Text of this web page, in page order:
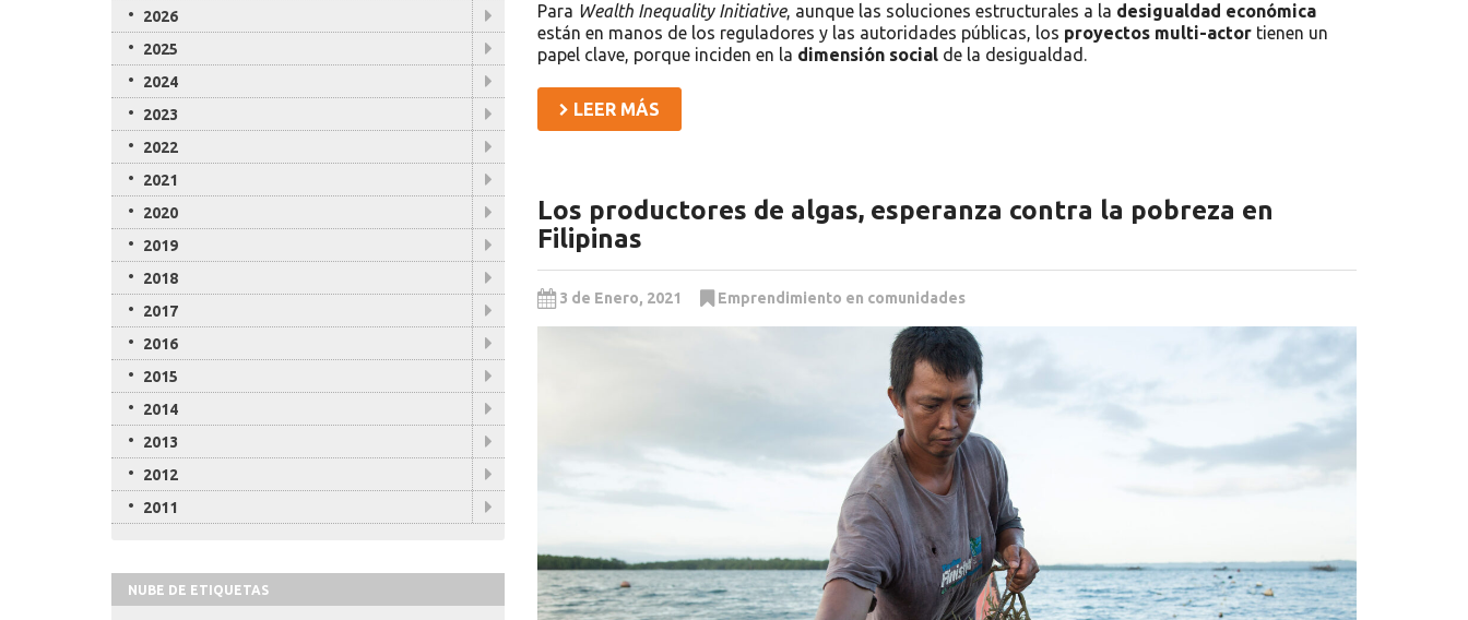
Para Wealth Inequality Initiative, aunque las soluciones estructurales a la desigualdad económica
están en manos de los reguladores y las autoridades públicas, los proyectos multi-actor tienen un
papel clave, porque inciden en la dimensión social de la desigualdad.
LEER MÁS
Los productores de algas, esperanza contra la pobreza en
Filipinas
3 de Enero, 2021 Emprendimiento en comunidades
2026
2025
2024
2023
2022
2021
2020
2019
2018
2017
2016
2015
2014
2013
2012
2011
NUBE DE ETIQUETAS